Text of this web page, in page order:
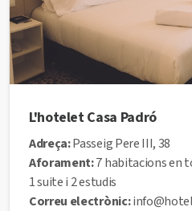
L'hotelet Casa Padró
Adreça:Passeig Pere III, 38
Aforament:7 habitacions en
1 suite i 2 estudis
Correu electrònic: